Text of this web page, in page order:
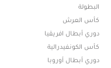
البطولة
كأس العرش
دوري أبطال افريقيا
كأس الكونفيدرالية
دوري أبطال أوروبا